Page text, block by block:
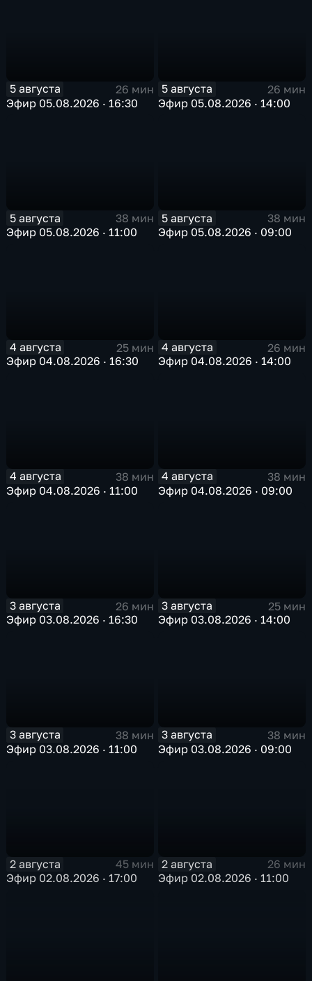
5 августа
26 мин
Эфир 05.08.2026 · 16:30
5 августа
26 мин
Эфир 05.08.2026 · 14:00
5 августа
38 мин
Эфир 05.08.2026 · 11:00
5 августа
38 мин
Эфир 05.08.2026 · 09:00
4 августа
25 мин
Эфир 04.08.2026 · 16:30
4 августа
26 мин
Эфир 04.08.2026 · 14:00
4 августа
38 мин
Эфир 04.08.2026 · 11:00
4 августа
38 мин
Эфир 04.08.2026 · 09:00
3 августа
26 мин
Эфир 03.08.2026 · 16:30
3 августа
25 мин
Эфир 03.08.2026 · 14:00
3 августа
38 мин
Эфир 03.08.2026 · 11:00
3 августа
38 мин
Эфир 03.08.2026 · 09:00
2 августа
45 мин
Эфир 02.08.2026 · 17:00
2 августа
26 мин
Эфир 02.08.2026 · 11:00